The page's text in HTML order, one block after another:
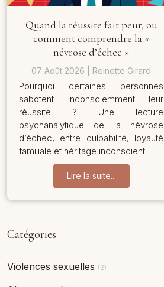
Quand la réussite fait peur, ou
comment comprendre la «
névrose d’échec »
07 Août 2026 Reinette Girard
Pourquoi certaines personnes
sabotent inconsciemment leur
réussite ? Une lecture
psychanalytique de la névrose
d’échec, entre culpabilité, loyauté
familiale et héritage inconscient.
Lire la suite...
Catégories
Violences sexuelles (2)